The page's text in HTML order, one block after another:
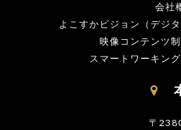
会社
よこすかビジョン（デジ
映像コンテンツ
スマートワーキン

〒